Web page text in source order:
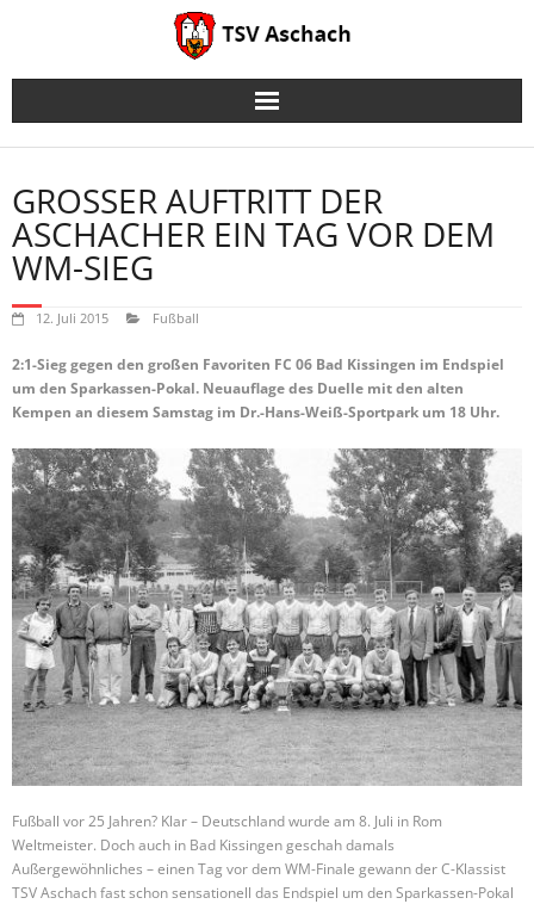
GROSSER AUFTRITT DER A
SCHACHER EIN TAG VOR DEM W
M-SIEG
12. Juli 2015 Fußball
2:1-Sieg gegen den großen Favoriten FC 06 Bad Kissingen im Endspiel
um den Sparkassen-Pokal. Neuauflage des Duelle mit den alten
Kempen an diesem Samstag im Dr.-Hans-Weiß-Sportpark um 18 Uhr.
Fußball vor 25 Jahren? Klar – Deutschland wurde am 8. Juli in Rom
Weltmeister. Doch auch in Bad Kissingen geschah damals
Außergewöhnliches – einen Tag vor dem WM-Finale gewann der C-Klassist
TSV Aschach fast schon sensationell das Endspiel um den Sparkassen-Pokal